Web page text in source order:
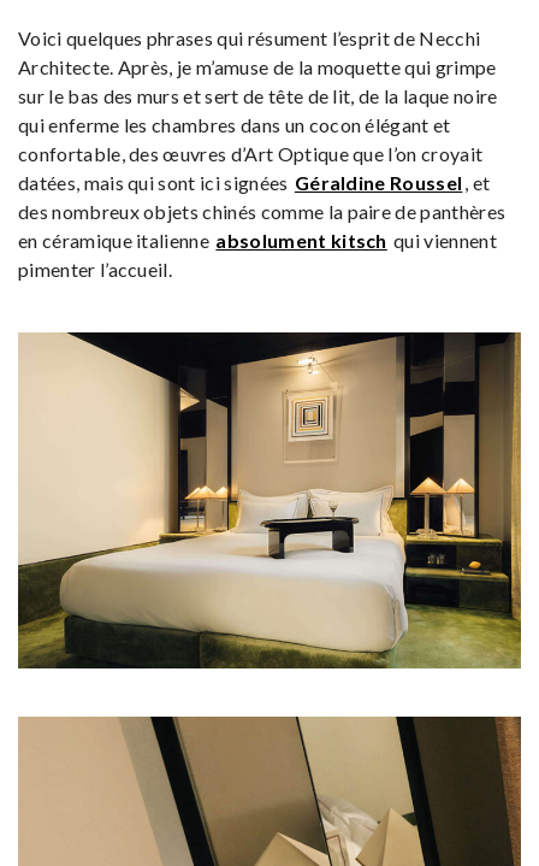
Voici quelques phrases qui résument l’esprit de Necchi
Architecte. Après, je m’amuse de la moquette qui grimpe
sur le bas des murs et sert de tête de lit, de la laque noire
qui enferme les chambres dans un cocon élégant et
confortable, des œuvres d’Art Optique que l’on croyait
datées, mais qui sont ici signées Géraldine Roussel , et
des nombreux objets chinés comme la paire de panthères
en céramique italienne absolument kitsch qui viennent
pimenter l’accueil.